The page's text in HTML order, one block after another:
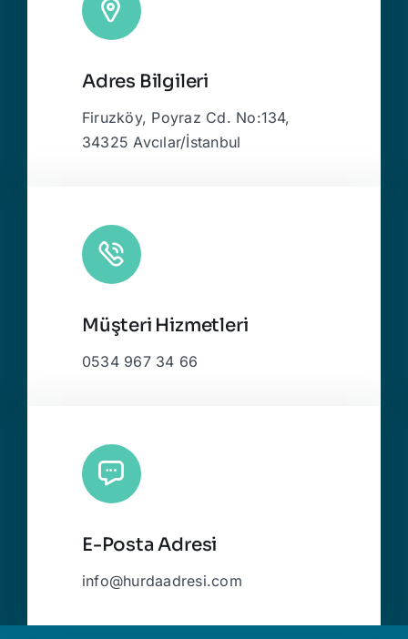
Adres Bilgileri
Firuzköy, Poyraz Cd. No:134,
34325 Avcılar/İstanbul
Müşteri Hizmetleri
0534 967 34 66
E-Posta Adresi
info@hurdaadresi.com